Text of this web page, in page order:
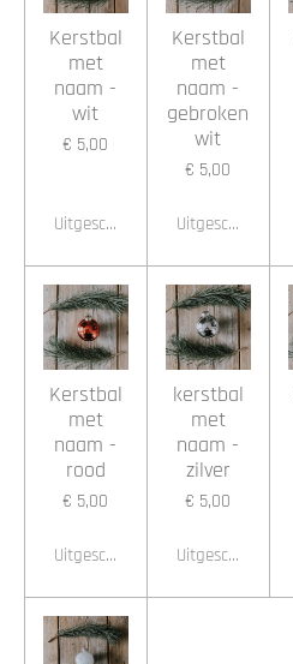
Kerstbal
met
naam -
wit
€ 5,00
Uitgeschakeld
Kerstbal
met
naam -
gebroken
wit
€ 5,00
Uitgeschakeld
Kerstbal
met
naam -
rood
€ 5,00
Uitgeschakeld
kerstbal
met
naam -
zilver
€ 5,00
Uitgeschakeld